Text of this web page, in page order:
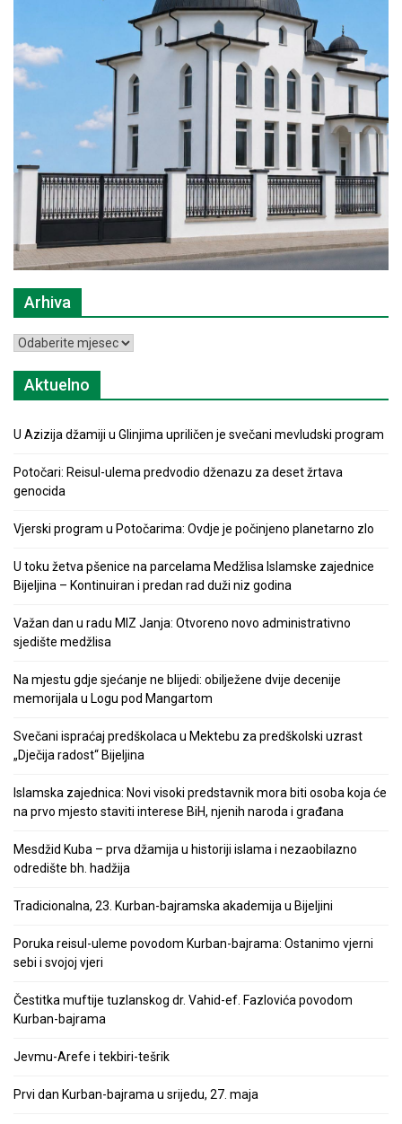
Arhiva
Arhiva
Aktuelno
U Azizija džamiji u Glinjima upriličen je svečani mevludski program
Potočari: Reisul-ulema predvodio dženazu za deset žrtava
genocida
Vjerski program u Potočarima: Ovdje je počinjeno planetarno zlo
U toku žetva pšenice na parcelama Medžlisa Islamske zajednice
Bijeljina – Kontinuiran i predan rad duži niz godina
Važan dan u radu MIZ Janja: Otvoreno novo administrativno
sjedište medžlisa
Na mjestu gdje sjećanje ne blijedi: obilježene dvije decenije
memorijala u Logu pod Mangartom
Svečani ispraćaj predškolaca u Mektebu za predškolski uzrast
„Dječija radost“ Bijeljina
Islamska zajednica: Novi visoki predstavnik mora biti osoba koja će
na prvo mjesto staviti interese BiH, njenih naroda i građana
Mesdžid Kuba – prva džamija u historiji islama i nezaobilazno
odredište bh. hadžija
Tradicionalna, 23. Kurban-bajramska akademija u Bijeljini
Poruka reisul-uleme povodom Kurban-bajrama: Ostanimo vjerni
sebi i svojoj vjeri
Čestitka muftije tuzlanskog dr. Vahid-ef. Fazlovića povodom
Kurban-bajrama
Jevmu-Arefe i tekbiri-tešrik
Prvi dan Kurban-bajrama u srijedu, 27. maja